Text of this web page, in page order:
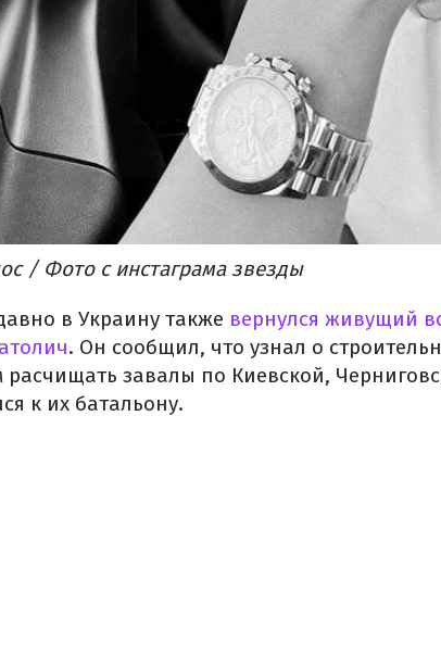
/ Фото с инстаграма звезды
в Украину также вернулся живущий
. Он сообщил, что узнал о
завалы по Киевской,
к их батальону.